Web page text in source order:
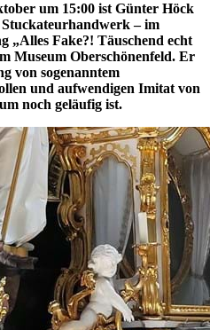
um 15:00 ist Günter Höck
– im
„Alles Fake?! Täuschend echt
Museum Oberschönenfeld. Er
von sogenanntem
und aufwendigen Imitat von
noch geläufig ist.